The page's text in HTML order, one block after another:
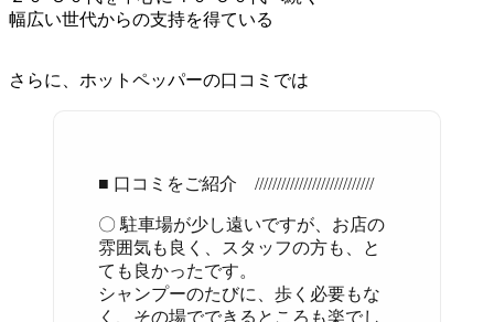
幅広い世代からの支持を得ている
さらに、ホットペッパーの口コミでは
■ 口コミをご紹介 ///////////////////////////
〇 駐車場が少し遠いですが、お店の
雰囲気も良く、スタッフの方も、と
ても良かったです。
シャンプーのたびに、歩く必要もな
く、その場でできるところも楽でし